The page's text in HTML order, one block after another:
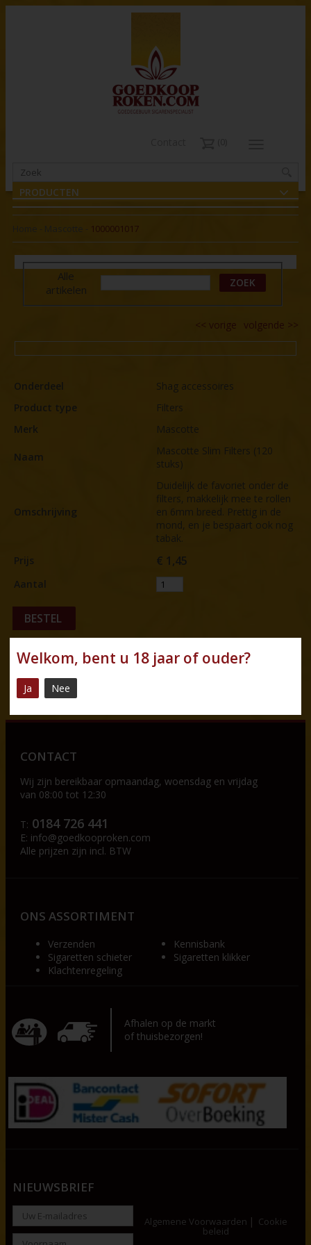
PRODUCTEN
1000001017
Alle
artikelen
ZOEK
volgende >>
<< vorige
Onderdeel
Shag accessoires
Product type
Filters
Merk
Mascotte
Naam
Mascotte Slim Filters (120
stuks)
Omschrijving
Duidelijk de favoriet onder de
filters, makkelijk mee te rollen
en 6mm breed. Prettig in de
mond, en je bespaart ook nog
tabak.
Prijs
€ 1,45
Aantal
BESTEL
De optie van reviews is niet geactiveerd
CONTACT
Wij zijn bereikbaar opmaandag, woensdag en vrijdag
van 08:00 tot 12:30
T: 0184 726 441
E: info@goedkooproken.com
Alle prijzen zijn incl. BTW
ONS ASSORTIMENT
Verzenden
Kennisbank
Sigaretten schieter
Sigaretten klikker
Klachtenregeling
Afhalen op de markt
of thuisbezorgen!
NIEUWSBRIEF
Algemene Voorwaarden Cookie
beleid
Welkom, bent u 18 jaar of ouder?
Ja Nee